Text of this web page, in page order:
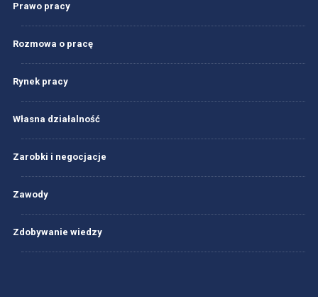
Prawo pracy
Rozmowa o pracę
Rynek pracy
Własna działalność
Zarobki i negocjacje
Zawody
Zdobywanie wiedzy